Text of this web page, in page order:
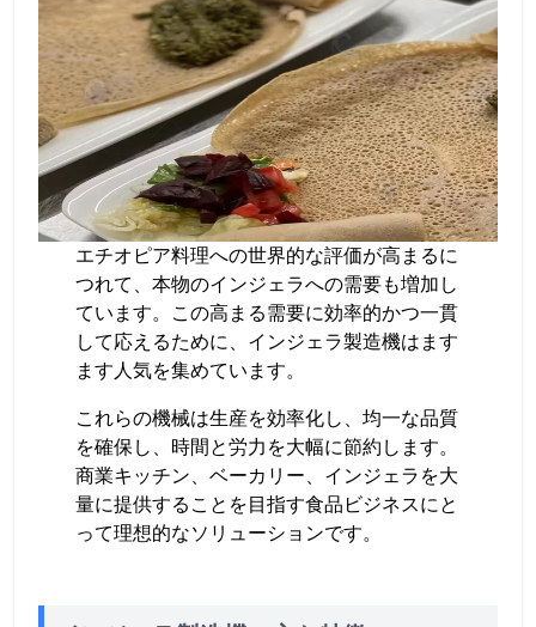
エチオピア料理への世界的な評価が高まるに
つれて、本物のインジェラへの需要も増加し
ています。この高まる需要に効率的かつ一貫
して応えるために、インジェラ製造機はます
ます人気を集めています。
これらの機械は生産を効率化し、均一な品質
を確保し、時間と労力を大幅に節約します。
商業キッチン、ベーカリー、インジェラを大
量に提供することを目指す食品ビジネスにと
って理想的なソリューションです。